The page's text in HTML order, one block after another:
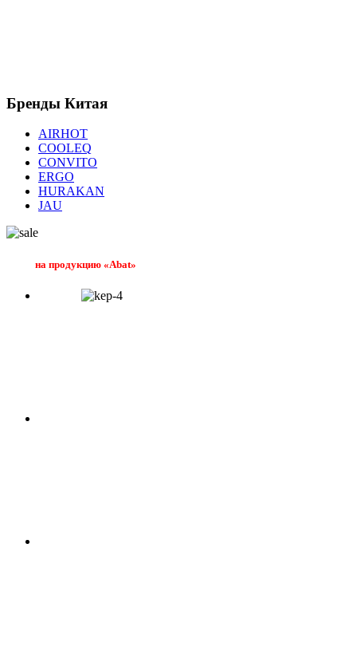
Бренды Китая
AIRHOT
COOLEQ
CONVITO
ERGO
HURAKAN
JAU
на продукцию «Abat»